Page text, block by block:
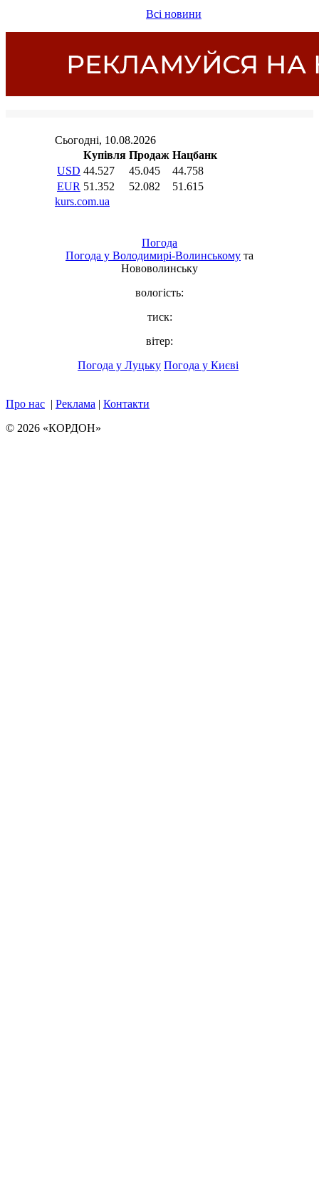
Всі новини
Погода
Погода у Володимирі-Волинському та
Нововолинську
вологість:
тиск:
вітер:
Погода у Луцьку Погода у Києві
Про нас | Реклама | Контакти
© 2026 «КОРДОН»